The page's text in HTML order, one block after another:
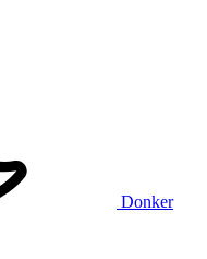
Donker